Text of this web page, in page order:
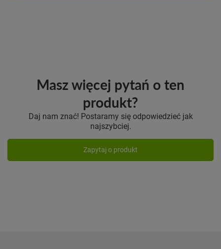
Masz więcej pytań o ten
produkt?
Daj nam znać! Postaramy się odpowiedzieć jak
najszybciej.
Zapytaj o produkt